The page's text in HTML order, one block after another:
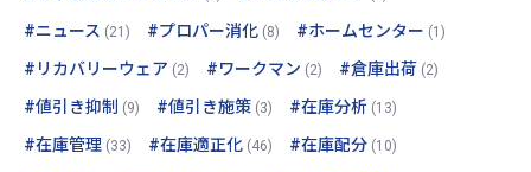
#ニュース (21) #プロパー消化 (8) #ホームセンター (1)
#リカバリーウェア (2) #ワークマン (2) #倉庫出荷 (2)
#値引き抑制 (9) #値引き施策 (3) #在庫分析 (13)
#在庫管理 (33) #在庫適正化 (46) #在庫配分 (10)